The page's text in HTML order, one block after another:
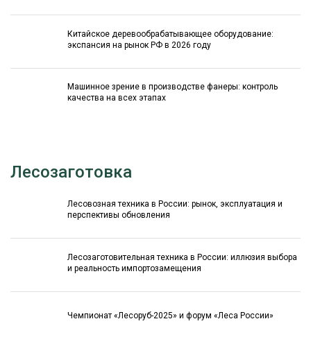
Китайское деревообрабатывающее оборудование:
экспансия на рынок РФ в 2026 году
Машинное зрение в производстве фанеры: контроль
качества на всех этапах
Лесозаготовка
Лесовозная техника в России: рынок, эксплуатация и
перспективы обновления
Лесозаготовительная техника в России: иллюзия выбора
и реальность импортозамещения
Чемпионат «Лесоруб-2025» и форум «Леса России»